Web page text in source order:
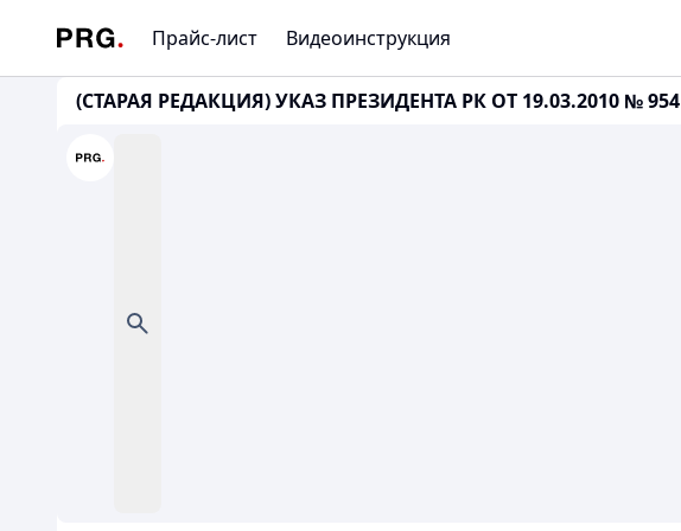
Прайс-лист Видеоинструкция
(СТАРАЯ РЕДАКЦИЯ) УКАЗ ПРЕЗИДЕНТА РК ОТ 19.03.2010 № 954